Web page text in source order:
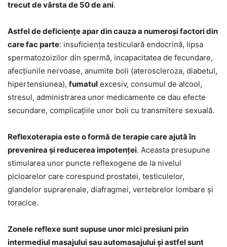
trecut de vârsta de 50 de ani.
Astfel de deficiențe apar din cauza a numeroși factori din
care fac parte: insuficiența testiculară endocrină, lipsa
spermatozoizilor din spermă, incapacitatea de fecundare,
afecțiunile nervoase, anumite boli (ateroscleroza, diabetul,
hipertensiunea), fumatul excesiv, consumul de alcool,
stresul, administrarea unor medicamente ce dau efecte
secundare, complicațiile unor boli cu transmitere sexuală.
Reflexoterapia este o formă de terapie care ajută în
prevenirea și reducerea impotenței. Aceasta presupune
stimularea unor puncte reflexogene de la nivelul
picioarelor care corespund prostatei, testiculelor,
glandelor suprarenale, diafragmei, vertebrelor lombare și
toracice.
Zonele reflexe sunt supuse unor mici presiuni prin
intermediul masajului sau automasajului și astfel sunt